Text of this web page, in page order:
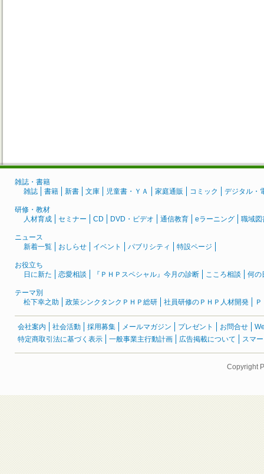
雑誌・書籍
雑誌
書籍 新書 文庫 児童書・ＹＡ 家庭通販 コミック デジタル・
研修・教材
人材育成
セミナー CD DVD・ビデオ 通信教育 eラーニング 職域図
ニュース
新着一覧
おしらせ イベント パブリシティ 特設ページ
お役立ち
日に新た
恋愛相談 『ＰＨＰスペシャル』今月の診断 こころ相談 何の
テーマ別
松下幸之助
政策シンクタンクＰＨＰ総研 社員研修のＰＨＰ人材開発
会社案内 社会活動 採用募集 メールマガジン プレゼント お問合せ
特定商取引法に基づく表示
一般事業主行動計画 広告掲載について スマ
Copyright